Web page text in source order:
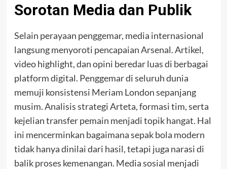
Sorotan Media dan Publik
Selain perayaan penggemar, media internasional
langsung menyoroti pencapaian Arsenal. Artikel,
video highlight, dan opini beredar luas di berbagai
platform digital. Penggemar di seluruh dunia
memuji konsistensi Meriam London sepanjang
musim. Analisis strategi Arteta, formasi tim, serta
kejelian transfer pemain menjadi topik hangat. Hal
ini mencerminkan bagaimana sepak bola modern
tidak hanya dinilai dari hasil, tetapi juga narasi di
balik proses kemenangan. Media sosial menjadi